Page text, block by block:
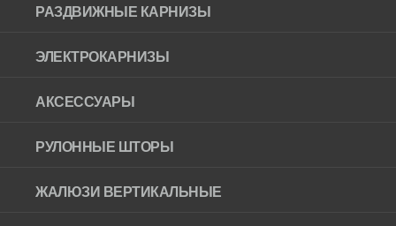
РАЗДВИЖНЫЕ КАРНИЗЫ
ЭЛЕКТРОКАРНИЗЫ
АКСЕССУАРЫ
РУЛОННЫЕ ШТОРЫ
ЖАЛЮЗИ ВЕРТИКАЛЬНЫЕ